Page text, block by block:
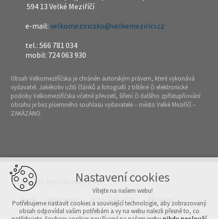
594 13 Velké Meziříčí
e-mail:velkomeziricsko@velkemezirici.cz
tel.: 566 781 034
mobil: 724 063 930
Obsah Velkomeziříčska je chráněn autorským právem, které vykonává
vydavatel. Jakékoliv užití článků a fotografií z tištěné či elektronické
podoby Velkomeziříčska včetně převzetí, šíření či dalšího zpřístupňování
obsahu je bez písemného souhlasu vydavatele – město Velké Meziříčí –
ZAKÁZÁNO.
© Copyright 2026 Velkomeziříčsko
Úvod Mapa webu Archiv čísel v PDF Přihlášení
Nastavení cookies
Vítejte na našem webu!
Potřebujeme nastavit cookies a související technologie, aby zobrazovaný
obsah odpovídal vašim potřebám a vy na webu nalezli přesně to, co